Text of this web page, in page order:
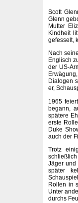
Scott
Glenn
Mutter
Kindheit
gefesselt,
Nach
Englisch
der US-
Dialogen
er,
1965
begann,
spätere
erste
Duke
auch der
Trotz
Jäger und
später
Rollen in
Unter
durchs